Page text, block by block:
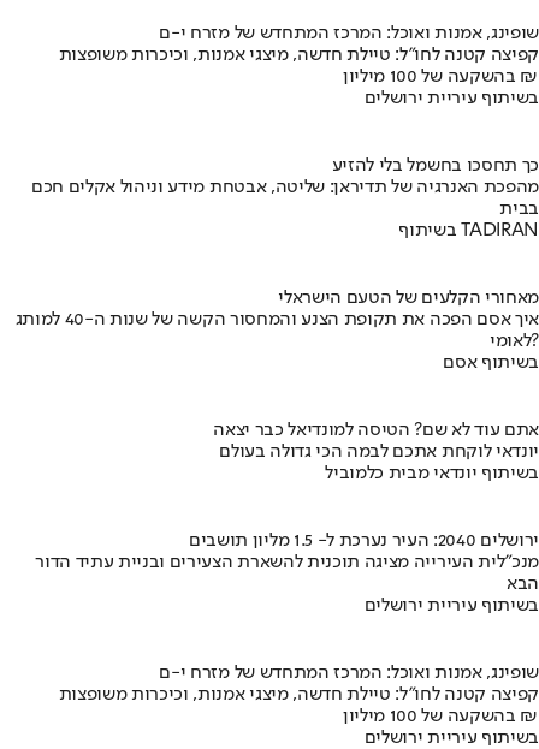
שופינג, אמנות ואוכל: המרכז המתחדש של מזרח י-ם
קפיצה קטנה לחו"ל: טיילת חדשה, מיצגי אמנות, וכיכרות משופצות
בהשקעה של 100 מיליון ₪
בשיתוף עיריית ירושלים
כך תחסכו בחשמל בלי להזיע
מהפכת האנרגיה של תדיראן: שליטה, אבטחת מידע וניהול אקלים חכם
בבית
בשיתוף TADIRAN
מאחורי הקלעים של הטעם הישראלי
איך אסם הפכה את תקופת הצנע והמחסור הקשה של שנות ה-40 למותג
לאומי?
בשיתוף אסם
אתם עוד לא שם? הטיסה למונדיאל כבר יצאה
יונדאי לוקחת אתכם לבמה הכי גדולה בעולם
בשיתוף יונדאי מבית כלמוביל
ירושלים 2040: העיר נערכת ל- 1.5 מליון תושבים
מנכ"לית העירייה מציגה תוכנית להשארת הצעירים ובניית עתיד הדור
הבא
בשיתוף עיריית ירושלים
שופינג, אמנות ואוכל: המרכז המתחדש של מזרח י-ם
קפיצה קטנה לחו"ל: טיילת חדשה, מיצגי אמנות, וכיכרות משופצות
בהשקעה של 100 מיליון ₪
בשיתוף עיריית ירושלים